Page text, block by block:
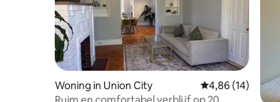
Woning in Union City Gemiddelde
4,86 (14)